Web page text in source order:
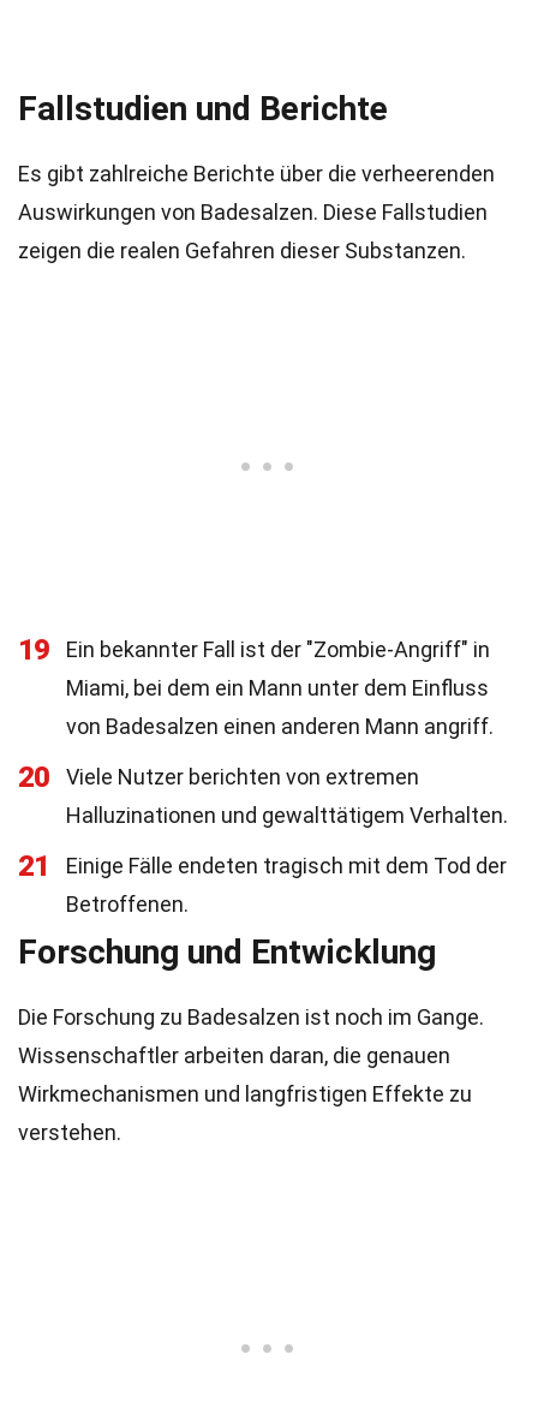
Fallstudien und Berichte
Es gibt zahlreiche Berichte über die verheerenden
Auswirkungen von Badesalzen. Diese Fallstudien
zeigen die realen Gefahren dieser Substanzen.
19
Ein bekannter Fall ist der "Zombie-Angriff" in
Miami, bei dem ein Mann unter dem Einfluss
von Badesalzen einen anderen Mann angriff.
20
Viele Nutzer berichten von extremen
Halluzinationen und gewalttätigem Verhalten.
21
Einige Fälle endeten tragisch mit dem Tod der
Betroffenen.
Forschung und Entwicklung
Die Forschung zu Badesalzen ist noch im Gange.
Wissenschaftler arbeiten daran, die genauen
Wirkmechanismen und langfristigen Effekte zu
verstehen.